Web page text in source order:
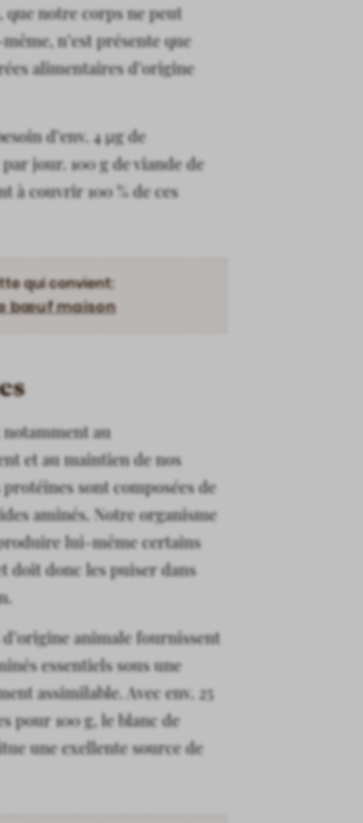
que notre corps ne peut
n’est présente que
alimentaires d’origine
d’env. 4 µg de
jour. 100 g de viande de
à couvrir 100 % de ces
qui convient:
bœuf maison
au
et au maintien de nos
sont composées de
aminés. Notre organisme
lui-même certains
doit donc les puiser dans
animale fournissent
essentiels sous une
assimilable. Avec env. 25
pour 100 g, le blanc de
une exellente source de